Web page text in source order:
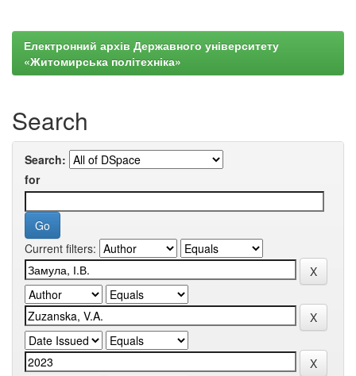
Електронний архів Державного університету
«Житомирська політехніка»
Search
Search:
for
Current filters: